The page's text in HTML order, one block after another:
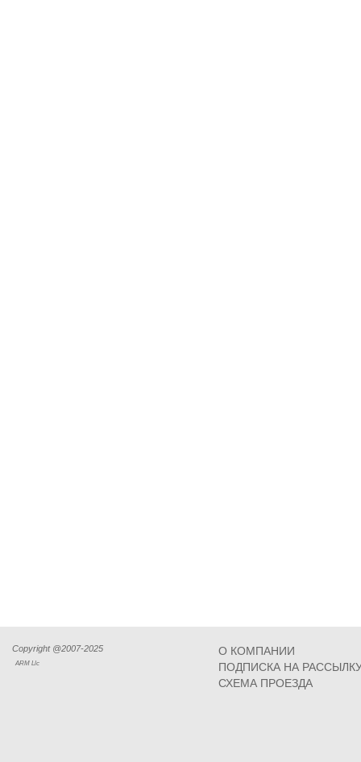
Copyright @2007-2025
ARM Llc
О КОМПАНИИ
ПОДПИСКА НА
СХЕМА ПРОЕЗДА